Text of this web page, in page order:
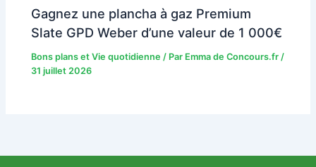
Gagnez une plancha à gaz Premium
Slate GPD Weber d’une valeur de 1 000€
Bons plans et Vie quotidienne / Par Emma de Concours.fr/
31 juillet 2026